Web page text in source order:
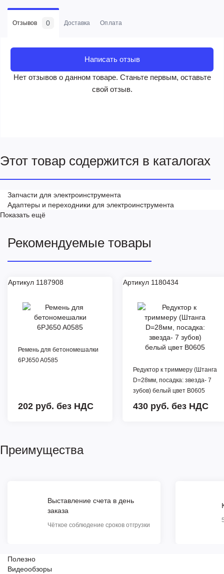
Отзывов 0 Доставка Оплата
Написать отзыв
Нет отзывов о данном товаре. Станьте первым, оставьте
свой отзыв.
Этот товар содержится в каталогах
Запчасти для электроинструмента
Адаптеры и переходники для электроинструмента
Показать ещё
Рекомендуемые товары
Артикул 1187908
Ремень для бетономешалки
6PJ650 A0585
202 руб. без НДС
Артикул 1180434
Редуктор к триммеру (Штанга
D=28мм, посадка: звезда- 7
зубов) белый цвет B0605
430 руб. без НДС
Преимущества
Выставление счета в день
заказа
Чёткое соблюдение сроков отгрузки
Полезно
Видеообзоры